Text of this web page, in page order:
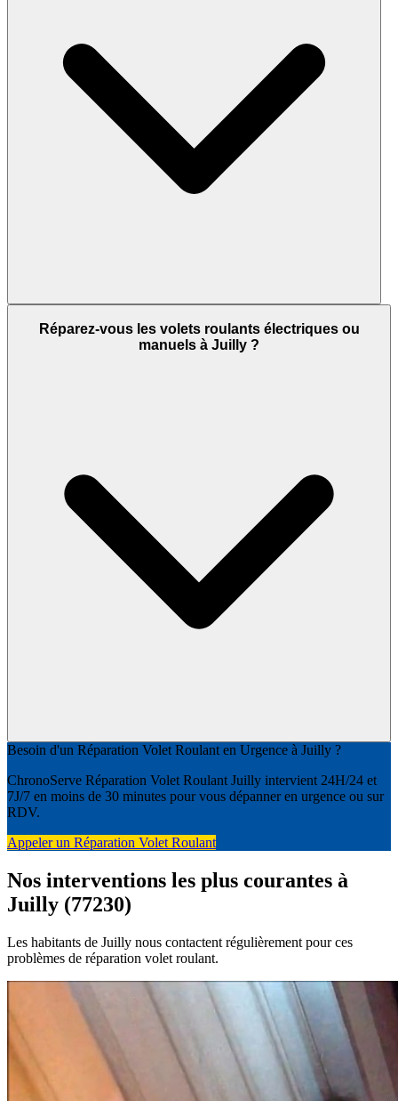
Réparez-vous les volets roulants électriques ou
manuels à Juilly ?
Besoin d'un Réparation Volet Roulant en Urgence à Juilly ?
ChronoServe Réparation Volet Roulant Juilly intervient 24H/24 et
7J/7 en moins de 30 minutes pour vous dépanner en urgence ou sur
RDV.
Appeler un Réparation Volet Roulant
Nos interventions les plus courantes à
Juilly (77230)
Les habitants de Juilly nous contactent régulièrement pour ces
problèmes de réparation volet roulant.